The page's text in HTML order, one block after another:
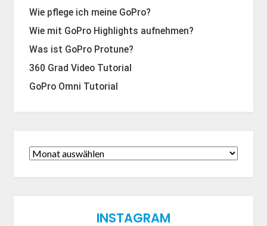
Wie pflege ich meine GoPro?
Wie mit GoPro Highlights aufnehmen?
Was ist GoPro Protune?
360 Grad Video Tutorial
GoPro Omni Tutorial
INSTAGRAM